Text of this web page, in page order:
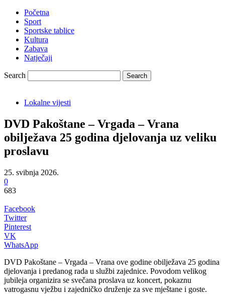
Početna
Sport
Sportske tablice
Kultura
Zabava
Natječaji
Search
Lokalne vijesti
DVD Pakoštane – Vrgada – Vrana
obilježava 25 godina djelovanja uz veliku
proslavu
25. svibnja 2026.
0
683
Facebook
Twitter
Pinterest
VK
WhatsApp
DVD Pakoštane – Vrgada – Vrana ove godine obilježava 25 godina
djelovanja i predanog rada u službi zajednice. Povodom velikog
jubileja organizira se svečana proslava uz koncert, pokaznu
vatrogasnu vježbu i zajedničko druženje za sve mještane i goste.